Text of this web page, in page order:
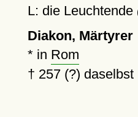
L: die Leuchtende
Diakon, Märtyrer
* in Rom
† 257 (?) daselbst